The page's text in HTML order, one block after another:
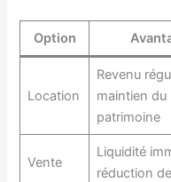
Option
Location
Revenu
maintien du
patrimoine
Vente
Liquidité
réduction